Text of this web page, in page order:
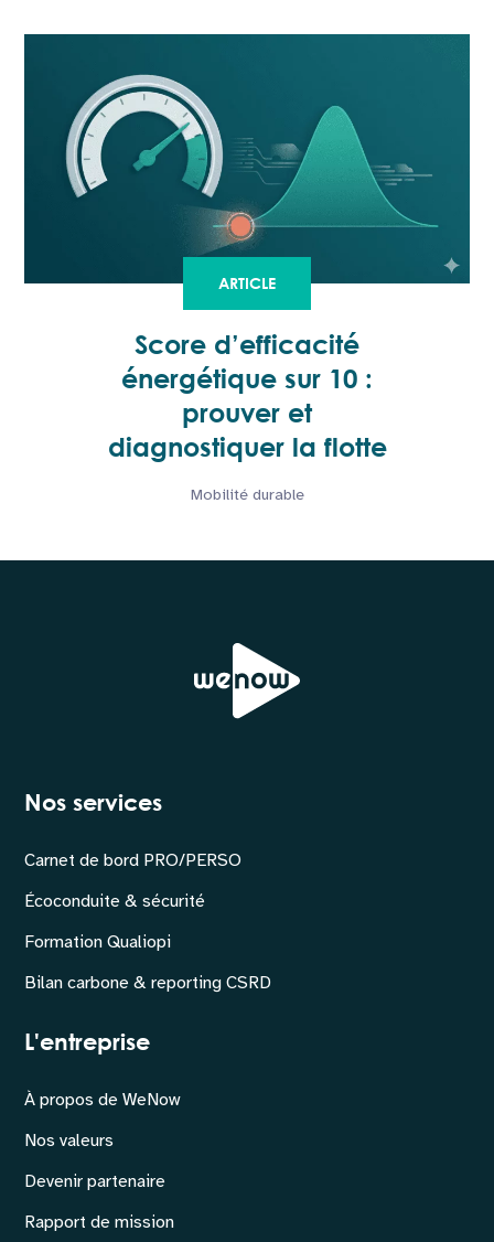
ARTICLE
Score d’efficacité
énergétique sur 10 :
prouver et
diagnostiquer la flotte
Mobilité durable
Nos services
Carnet de bord PRO/PERSO
Écoconduite & sécurité
Formation Qualiopi
Bilan carbone & reporting CSRD
L'entreprise
À propos de WeNow
Nos valeurs
Devenir partenaire
Rapport de mission